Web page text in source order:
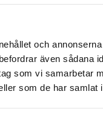
och
även sådana
som vi samarbetar
som de har samlat
Export: Ja
Utgångspris
En värdering av
To better
English language
vehicles and services.
in